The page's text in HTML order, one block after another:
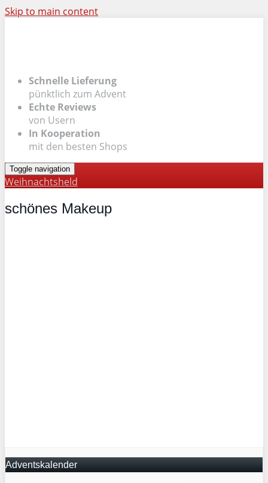
Skip to main content
Schnelle Lieferung
pünktlich zum Advent
Echte Reviews
von Usern
In Kooperation
mit den besten Shops
Toggle navigation
Weihnachtsheld
schönes Makeup
Adventskalender